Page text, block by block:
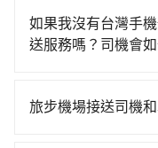
後，抵達太平雲梯 (
轉車時間共1小時54
但如果全程使用
回），雖已將eTag
估進去，但額外的汽
數超過四位，更是
計程車約330輛，數
0.4%，其叫車的難
無論在價格或服務
推薦的首選。旅步
優質的客服服務。還
如果我沒有台灣手
送服務嗎？司機會
WhatsApp、Line、
旅步機場接送司機